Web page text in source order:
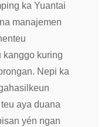
ka Yuantai
manajemen
kanggo kuring
Nepi ka
aya duana
yén ngan